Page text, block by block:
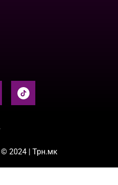
© 2024 | Трн.мк